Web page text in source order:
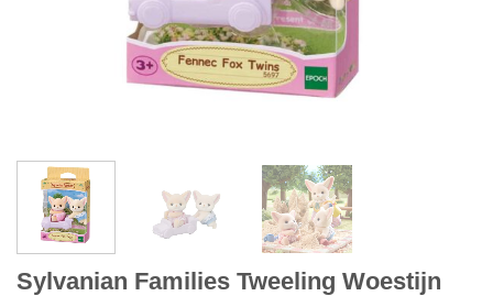
Sylvanian Families Tweeling Woestijn